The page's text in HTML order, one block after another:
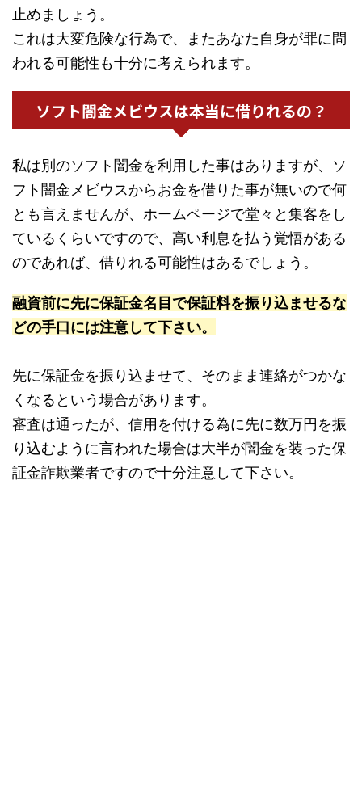
止めましょう。
これは大変危険な行為で、またあなた自身が罪に問
われる可能性も十分に考えられます。
ソフト闇金メビウスは本当に借りれるの？
私は別のソフト闇金を利用した事はありますが、ソ
フト闇金メビウスからお金を借りた事が無いので何
とも言えませんが、ホームページで堂々と集客をし
ているくらいですので、高い利息を払う覚悟がある
のであれば、借りれる可能性はあるでしょう。
融資前に先に保証金名目で保証料を振り込ませるな
どの手口には注意して下さい。
先に保証金を振り込ませて、そのまま連絡がつかな
くなるという場合があります。
審査は通ったが、信用を付ける為に先に数万円を振
り込むように言われた場合は大半が闇金を装った保
証金詐欺業者ですので十分注意して下さい。